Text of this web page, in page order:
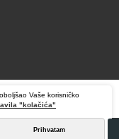
Vaše korisničko
"kolačića"
Prihvatam
prava pridržana.